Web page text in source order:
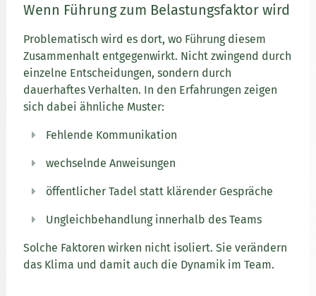
Wenn Führung zum Belastungsfaktor wird
Problematisch wird es dort, wo Führung diesem
Zusammenhalt entgegenwirkt. Nicht zwingend durch
einzelne Entscheidungen, sondern durch
dauerhaftes Verhalten. In den Erfahrungen zeigen
sich dabei ähnliche Muster:
Fehlende Kommunikation
wechselnde Anweisungen
öffentlicher Tadel statt klärender Gespräche
Ungleichbehandlung innerhalb des Teams
Solche Faktoren wirken nicht isoliert. Sie verändern
das Klima und damit auch die Dynamik im Team.